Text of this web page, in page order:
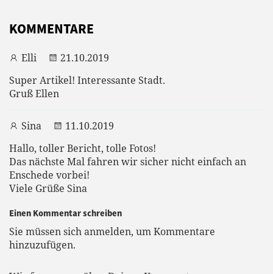
KOMMENTARE
Elli
21.10.2019
Super Artikel! Interessante Stadt.
Gruß Ellen
Sina
11.10.2019
Hallo, toller Bericht, tolle Fotos!
Das nächste Mal fahren wir sicher nicht einfach an
Enschede vorbei!
Viele Grüße Sina
Einen Kommentar schreiben
Sie müssen sich anmelden, um Kommentare
hinzuzufügen.